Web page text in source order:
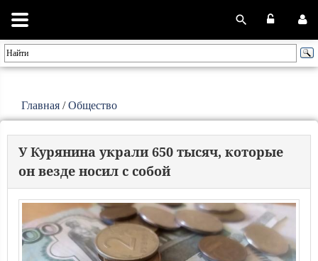
Главная /Общество
У Курянина украли 650 тысяч, которые
он везде носил с собой